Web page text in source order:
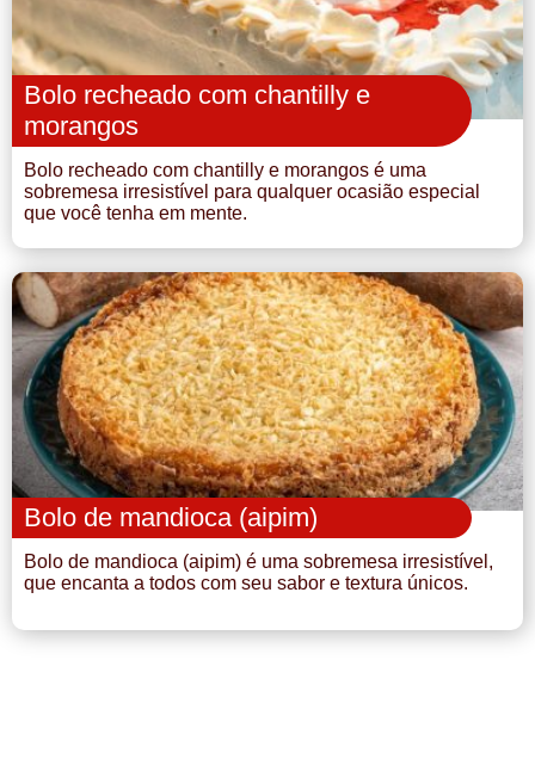
Bolo recheado com chantilly e
morangos
Bolo recheado com chantilly e morangos é uma
sobremesa irresistível para qualquer ocasião especial
que você tenha em mente.
Bolo de mandioca (aipim)
Bolo de mandioca (aipim) é uma sobremesa irresistível,
que encanta a todos com seu sabor e textura únicos.